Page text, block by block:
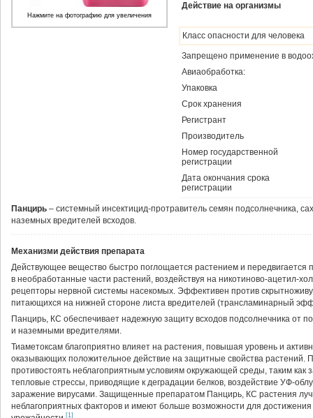
Действие на организмы
Класс опасности для человека
Запрещено применение в
Авиаобработка:
Упаковка
Срок хранения
Регистрант
Производитель
Номер государственной
регистрации
Дата окончания срока
регистрации
Нажмите на фотографию для увеличения
Панцирь – системный инсектицид-протравитель семян подсолнечника,
наземных вредителей всходов.
Механизми действия препарата
Действующее вещество быстро поглощается растением и передвигается
в необработанные части растений, воздействуя на никотиново-ацетил-
рецепторы нервной системы насекомых. Эффективен против
питающихся на нижней стороне листа вредителей (трансламинарный
Панцирь, КС обеспечивает надежную защиту всходов подсолнечника от
и наземными вредителями.
Тиаметоксам благоприятно влияет на растения, повышая уровень и
оказывающих положительное действие на защитные свойства растений.
противостоять неблагоприятным условиям окружающей среды, таким как
тепловые стрессы, приводящие к деградации белков, воздействие УФ-
заражение вирусами. Защищенные препаратом Панцирь, КС растения
неблагоприятных факторов и имеют больше возможности для достижения
[1]